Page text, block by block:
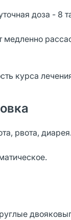
доза - 8
медленно
курса
рвота, диарея.